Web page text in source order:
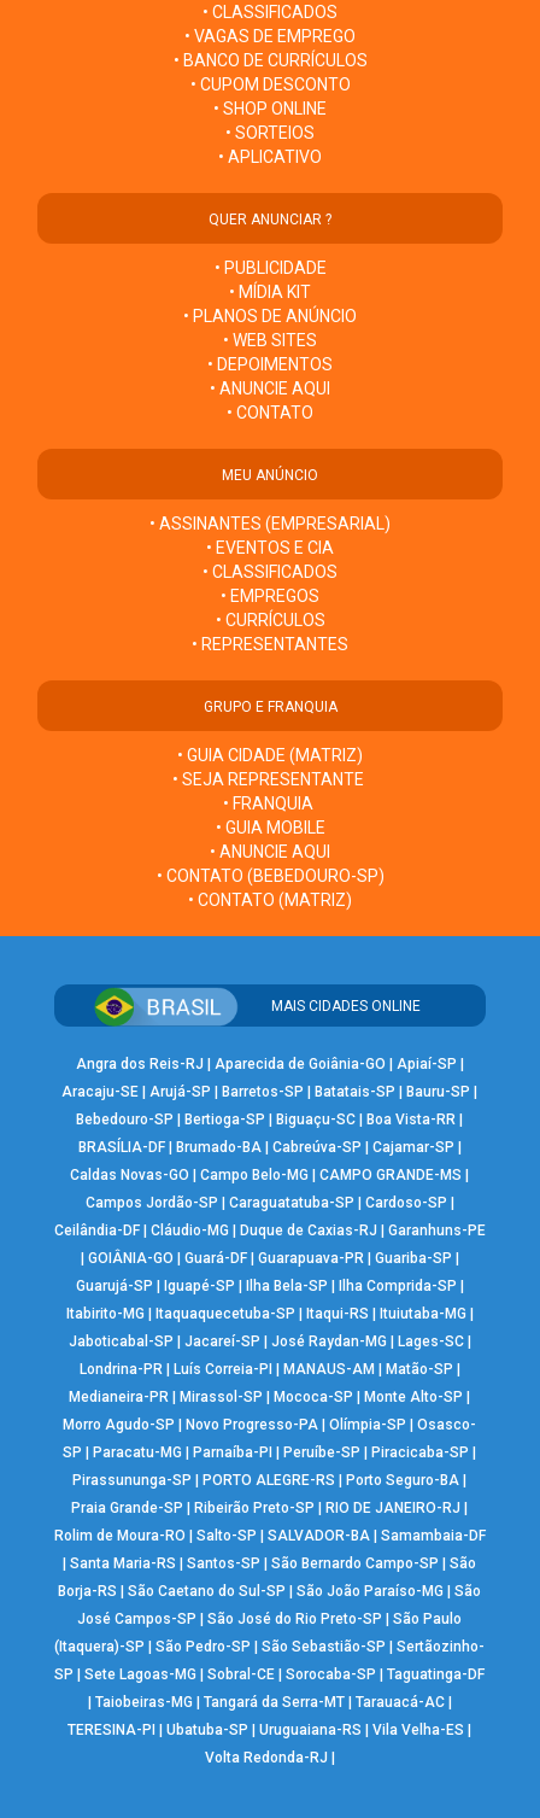
• CLASSIFICADOS
• VAGAS DE EMPREGO
• BANCO DE CURRÍCULOS
• CUPOM DESCONTO
• SHOP ONLINE
• SORTEIOS
• APLICATIVO
QUER ANUNCIAR ?
• PUBLICIDADE
• MÍDIA KIT
• PLANOS DE ANÚNCIO
• WEB SITES
• DEPOIMENTOS
• ANUNCIE AQUI
• CONTATO
MEU ANÚNCIO
• ASSINANTES (EMPRESARIAL)
• EVENTOS E CIA
• CLASSIFICADOS
• EMPREGOS
• CURRÍCULOS
• REPRESENTANTES
GRUPO E FRANQUIA
• GUIA CIDADE (MATRIZ)
• SEJA REPRESENTANTE
• FRANQUIA
• GUIA MOBILE
• ANUNCIE AQUI
• CONTATO (BEBEDOURO-SP)
• CONTATO (MATRIZ)
MAIS CIDADES ONLINE
Angra dos Reis-RJ Aparecida de Goiânia-GO Apiaí-SP
Aracaju-SE |Arujá-SP Barretos-SP Batatais-SP Bauru-SP
Bebedouro-SP
Bertioga-SP Biguaçu-SC Boa Vista-RR
BRASÍLIA-DF| Brumado-BA| Cabreúva-SP Cajamar-SP
Caldas Novas-GO
|Campo Belo-MG |CAMPO GRANDE-MS
Campos Jordão-SP
Caraguatatuba-SP Cardoso-SP
Ceilândia-DF| Cláudio-MG Duque de Caxias-RJ
Garanhuns-PE
GOIÂNIA-GO Guará-DF| Guarapuava-PR| Guariba-SP
Guarujá-SP
Iguapé-SP Ilha Bela-SP Ilha Comprida-SP
Itabirito-MG
Itaquaquecetuba-SP Itaqui-RS Ituiutaba-MG
Jaboticabal-SP
Jacareí-SP José Raydan-MG Lages-SC|
Londrina-PR| Luís Correia-PI MANAUS-AM Matão-SP
Medianeira-PR
Mirassol-SP Mococa-SP Monte Alto-SP
Morro Agudo-SP
Novo Progresso-PA |Olímpia-SP |Osasco-
SP
Paracatu-MG Parnaíba-PI Peruíbe-SP Piracicaba-SP
Pirassununga-SP
PORTO ALEGRE-RS Porto Seguro-BA
Praia Grande-SP
Ribeirão Preto-SP RIO DE JANEIRO-RJ
Rolim de Moura-RO
Salto-SP SALVADOR-BA| Samambaia-DF
|Santa Maria-RS |Santos-SP |São Bernardo Campo-SP |São
Borja-RS
|São Caetano do Sul-SP |São João Paraíso-MG |São
José Campos-SP
|São José do Rio Preto-SP |São Paulo
(Itaquera)-SP
|São Pedro-SP |São Sebastião-SP |Sertãozinho-
SP
|Sete Lagoas-MG |Sobral-CE |Sorocaba-SP |Taguatinga-DF
Taiobeiras-MG Tangará da Serra-MT| Tarauacá-AC|
TERESINA-PI
|Ubatuba-SP |Uruguaiana-RS |Vila Velha-ES
Volta Redonda-RJ